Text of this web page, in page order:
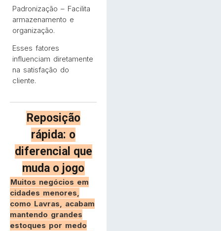
Padronização – Facilita
armazenamento e
organização.
Esses fatores
influenciam diretamente
na satisfação do
cliente.
Reposição
rápida: o
diferencial que
muda o jogo
Muitos negócios em
cidades menores,
como Lavras, acabam
mantendo grandes
estoques por medo